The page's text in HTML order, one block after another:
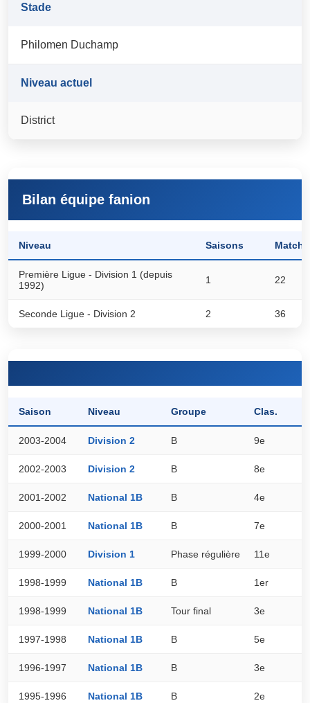
Stade
Philomen Duchamp
Niveau actuel
District
Bilan équipe fanion
Niveau Saisons Matchs
Première Ligue - Division 1 (depuis
1992)
1 22
Seconde Ligue - Division 2 2 36
Saison Niveau Groupe Clas.
2003-2004 Division 2 B 9e
2002-2003 Division 2 B 8e
2001-2002 National 1B B 4e
2000-2001 National 1B B 7e
1999-2000 Division 1 Phase régulière 11e
1998-1999 National 1B B 1er
1998-1999 National 1B Tour final 3e
1997-1998 National 1B B 5e
1996-1997 National 1B B 3e
1995-1996 National 1B B 2e